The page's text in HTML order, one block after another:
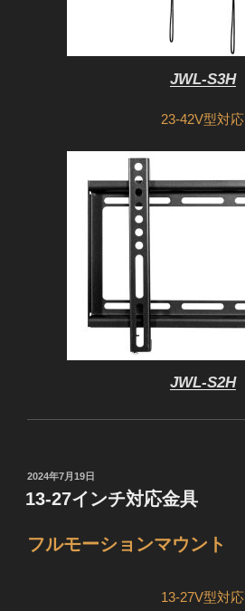
JWL-S3H
23-42V型対応
JWL-S2H
投
稿
日:
2024年7月19日
13-27インチ対応金具
フルモーションマウント
13-27V型対応